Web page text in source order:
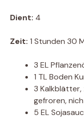
Dient: 4
Zeit: 1 Stunden 30
3 EL
1 TL Boden
3
gefroren,
5 EL